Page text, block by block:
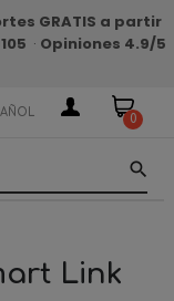
GRATIS a partir
· Opiniones 4.9/5
0
search
Link